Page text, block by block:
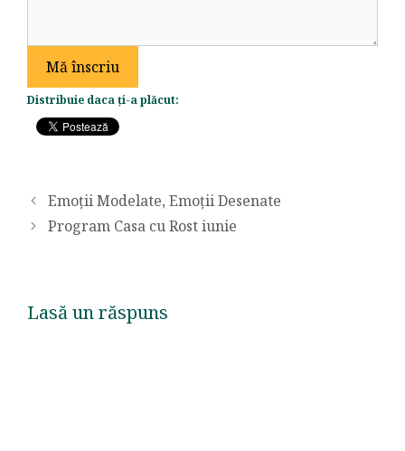
l
f
o
r
t
Mă înscriu
Distribuie daca ți-a plăcut:
Emoții Modelate, Emoții Desenate
Program Casa cu Rost iunie
Lasă un răspuns